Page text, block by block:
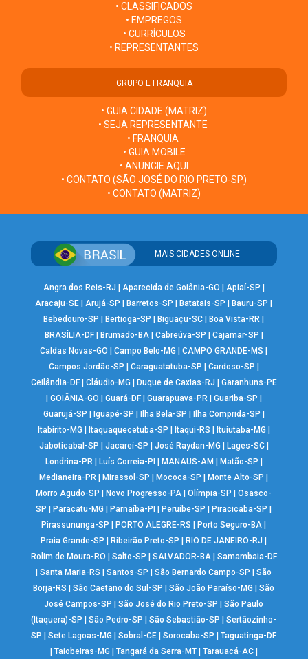
• CLASSIFICADOS
• EMPREGOS
• CURRÍCULOS
• REPRESENTANTES
GRUPO E FRANQUIA
• GUIA CIDADE (MATRIZ)
• SEJA REPRESENTANTE
• FRANQUIA
• GUIA MOBILE
• ANUNCIE AQUI
• CONTATO (SÃO JOSÉ DO RIO PRETO-SP)
• CONTATO (MATRIZ)
MAIS CIDADES ONLINE
Angra dos Reis-RJ | Aparecida de Goiânia-GO | Apiaí-SP |
Aracaju-SE | Arujá-SP |Barretos-SP |Batatais-SP |Bauru-SP |
Bebedouro-SP |Bertioga-SP |Biguaçu-SC |Boa Vista-RR |
BRASÍLIA-DF| Brumado-BA| Cabreúva-SP | Cajamar-SP |
Caldas Novas-GO |Campo Belo-MG |CAMPO GRANDE-MS |
Campos Jordão-SP | Caraguatatuba-SP | Cardoso-SP |
Ceilândia-DF| Cláudio-MG | Duque de Caxias-RJ | Garanhuns-PE
| GOIÂNIA-GO | Guará-DF| Guarapuava-PR | Guariba-SP |
Guarujá-SP | Iguapé-SP | Ilha Bela-SP | Ilha Comprida-SP |
Itabirito-MG | Itaquaquecetuba-SP | Itaqui-RS | Ituiutaba-MG |
Jaboticabal-SP | Jacareí-SP | José Raydan-MG | Lages-SC|
Londrina-PR | Luís Correia-PI | MANAUS-AM | Matão-SP |
Medianeira-PR |Mirassol-SP |Mococa-SP |Monte Alto-SP |
Morro Agudo-SP |Novo Progresso-PA |Olímpia-SP |Osasco-
SP |Paracatu-MG |Parnaíba-PI |Peruíbe-SP |Piracicaba-SP |
Pirassununga-SP |PORTO ALEGRE-RS |Porto Seguro-BA |
Praia Grande-SP |Ribeirão Preto-SP |RIO DE JANEIRO-RJ |
Rolim de Moura-RO | Salto-SP | SALVADOR-BA| Samambaia-DF
|Santa Maria-RS |Santos-SP |São Bernardo Campo-SP |São
Borja-RS |São Caetano do Sul-SP |São João Paraíso-MG |São
José Campos-SP |São José do Rio Preto-SP |São Paulo
(Itaquera)-SP |São Pedro-SP |São Sebastião-SP |Sertãozinho-
SP |Sete Lagoas-MG |Sobral-CE |Sorocaba-SP |Taguatinga-DF
| Taiobeiras-MG | Tangará da Serra-MT| Tarauacá-AC|